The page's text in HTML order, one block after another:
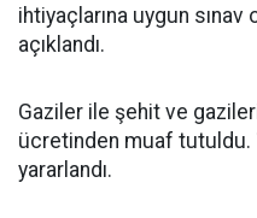
ihtiyaçlarına uygun sınav
açıklandı.
Gaziler ile şehit ve
ücretinden muaf tutuldu.
yararlandı.